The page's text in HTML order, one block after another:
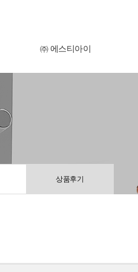
㈜ 에스티아이
상품후기